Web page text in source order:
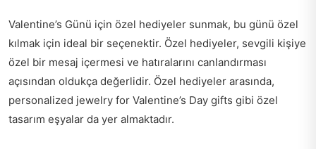
Valentine’s Günü için özel hediyeler sunmak, bu günü özel
kılmak için ideal bir seçenektir. Özel hediyeler, sevgili kişiye
özel bir mesaj içermesi ve hatıralarını canlandırması
açısından oldukça değerlidir. Özel hediyeler arasında,
personalized jewelry for Valentine’s Day gifts gibi özel
tasarım eşyalar da yer almaktadır.